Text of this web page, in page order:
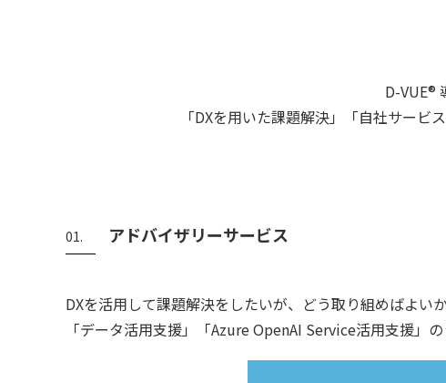
D-VUE®
「DXを用いた課題解決」「自社サー
01. アドバイザリーサービス
DXを活用して課題解決をしたいが、どう取り組めばよい
「データ活用支援」「Azure OpenAI Service活用支援」